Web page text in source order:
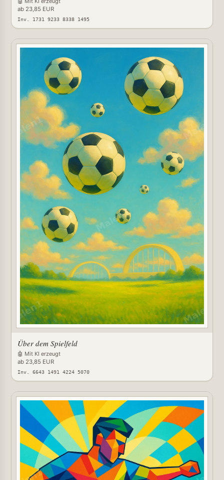
ab 23,85 EUR
Inv. 1731 9233 8338 1495
Über dem Spielfeld
🤖 Mit KI erzeugt
ab 23,85 EUR
Inv. 6643 1491 4224 5070